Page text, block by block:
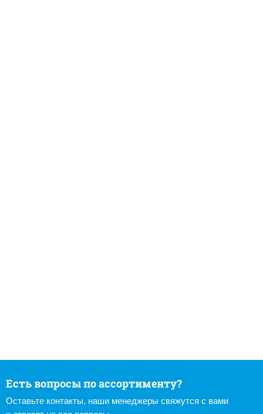
Есть вопросы по ассортименту?
Оставьте контакты, наши менеджеры свяжутся с вами